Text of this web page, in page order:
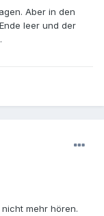
Aber in den
leer und der
mehr hören.